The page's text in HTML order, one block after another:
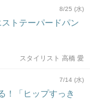
8/25 (水)
トテーパードパン
スタイリスト 高橋 愛
7/14 (水)
！「ヒップすっき